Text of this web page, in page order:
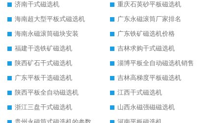
济南干式磁选机
重庆石英砂平板磁选机
海南超大型平板式磁选机
广东永磁滚筒厂家排名
海南永磁滚筒磁块安装
广东铁矿磁选机价格
福建干选铁矿磁选机
吉林求购干式磁选机
陕西矿石干式磁选机
淄博平板全自动磁选机销售
广东平板干选磁选机
吉林高梯度平板磁选机
陕西平板全自动磁选机
江西干式磁选机
浙江三盘干式磁选机
山西永磁强磁磁选机